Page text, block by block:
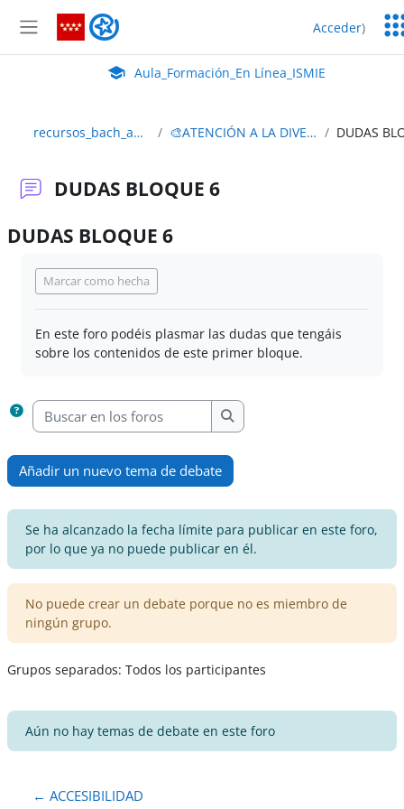
Panel lateral
Aula_Formación_En Línea_ISMIE Acceder)
Aula Virtual de EducaMadrid:
Aula_Formación_En Línea_ISMIE
recursos_bach_ad_2023 🎨ATENCIÓN A LA DIVERSIDAD
DUDAS BLOQUE 6
DUDAS BLOQUE 6
Marcar como hecha
En este foro podéis plasmar las dudas que tengáis
sobre los contenidos de este primer bloque.
Buscar en los foros
Buscar en los foros
Añadir un nuevo tema de debate
Se ha alcanzado la fecha límite para publicar en este foro,
por lo que ya no puede publicar en él.
No puede crear un debate porque no es miembro de
ningún grupo.
Grupos separados: Todos los participantes
Aún no hay temas de debate en este foro
← ACCESIBILIDAD